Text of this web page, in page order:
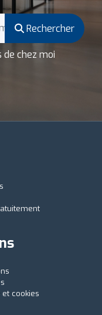
Rechercher
chez moi
cookies